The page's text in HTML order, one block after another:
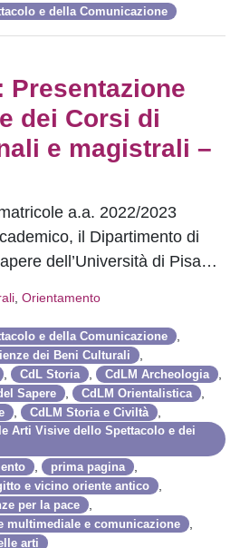
e della Comunicazione
Presentazione
dei Corsi di
e magistrali –
a.a. 2022/2023
il Dipartimento di
dell’Università di Pisa…
Orientamento
e della Comunicazione
dei Beni Culturali
CdL Storia CdLM Archeologia
Sapere CdLM Orientalistica
CdLM Storia e Civiltà
Arti Visive dello Spettacolo e dei
prima pagina
e vicino oriente antico
per la pace
multimediale e comunicazione
arti